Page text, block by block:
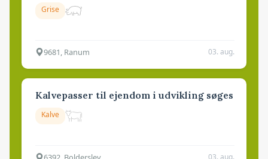
Grise
9681, Ranum 03. aug.
Kalvepasser til ejendom i udvikling søges
Kalve